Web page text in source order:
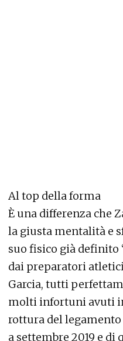
Al top della forma
È una differenza che
la giusta mentalità e
suo fisico già definito
dai preparatori
Garcia, tutti
molti infortuni avuti
rottura del
a settembre 2019 e